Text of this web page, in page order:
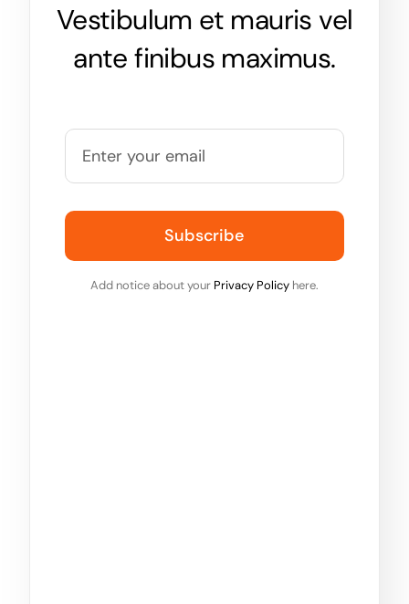
Vestibulum et mauris vel
ante finibus maximus.
Subscribe
Add notice about your Privacy Policy here.